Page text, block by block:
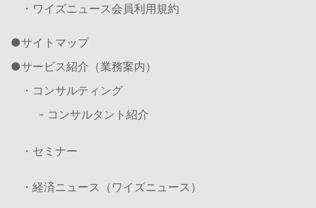
・ワイズニュース会員利用規約
サイトマップ
サービス紹介（業務案内）
・コンサルティング
- コンサルタント紹介
・セミナー
・経済ニュース（ワイズニュース）